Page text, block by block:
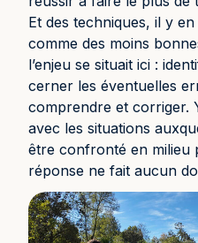
Et des techniques, il y
comme des moins
l’enjeu se situait ici :
cerner les éventuelles
comprendre et corriger.
avec les situations
être confronté en milieu
réponse ne fait aucun